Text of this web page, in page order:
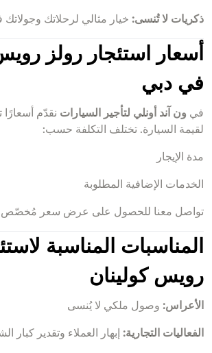
ذكريات لا تُنسى: خيار مثالي لرحلاتك
أسعار استئجار رولز
في دبي
في ون آند أونلي لتأجير السيارات نقدّم أسعارًا
لقيمة السيارة. تختلف التكلفة حسب:
مدة الإيجار
الخدمات الإضافية المطلوبة
تواصل معنا للحصول على عرض سعر مُخصّص
المناسبات المناسبة
رويس كولينان
الأعراس: وصول ملكي لا يُنسى
الفعاليات التجارية: إبهار العملاء وتقدير كبار